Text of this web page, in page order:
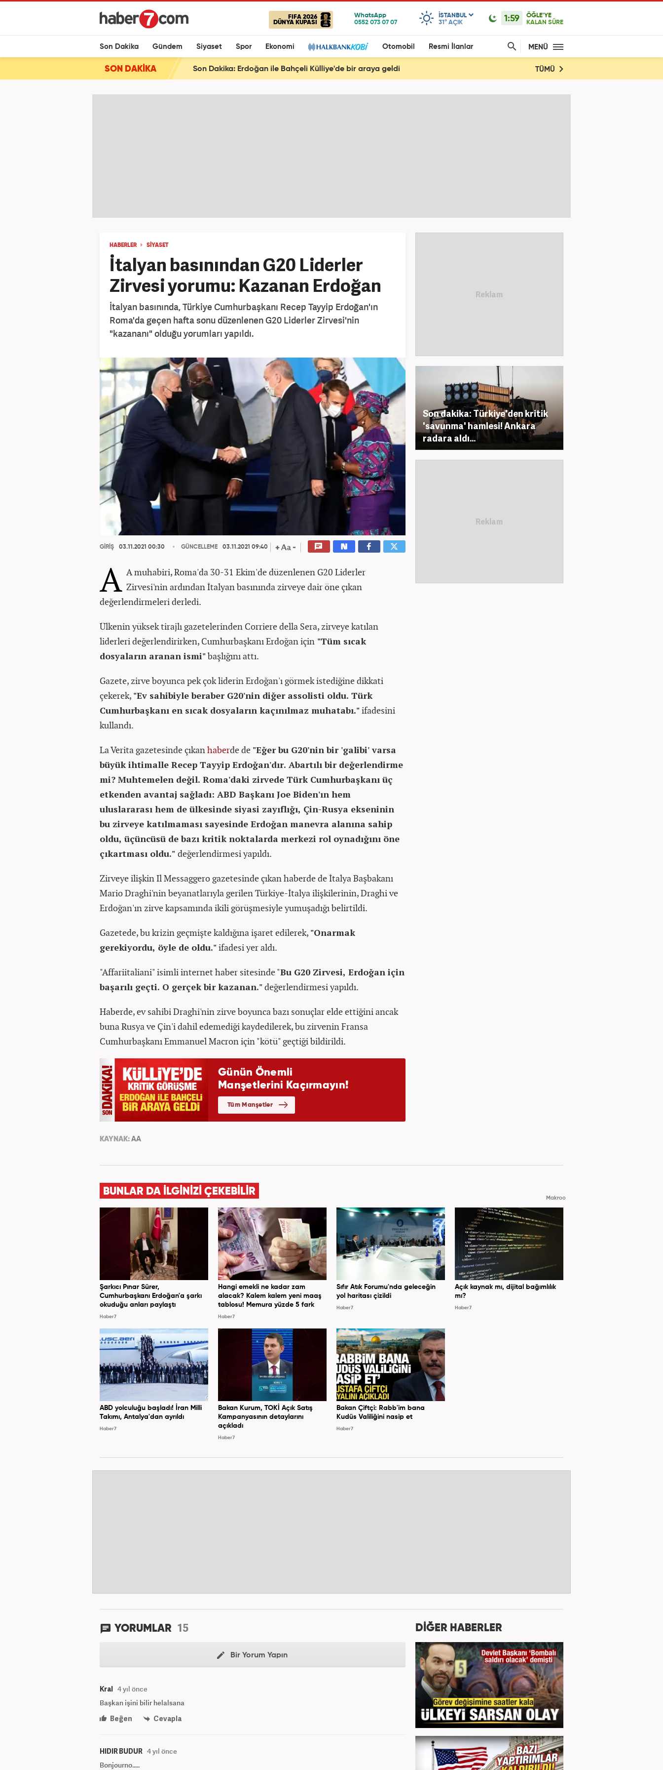
FIFA 2026
DÜNYA KUPASI
ISTANBUL
31° AÇIK 1:59
ÖĞLE'YE
KALAN SÜRE
Son Dakika Gündem Siyaset Spor Ekonomi Otomobil Resmi İlanlar MENÜ
SON DAKİKA Son Dakika: Erdoğan ile Bahçeli Külliye'de bir araya geldi TÜMÜ
HABERLER SİYASET
İtalyan basınından G20 Liderler
Zirvesi yorumu: Kazanan Erdoğan
İtalyan basınında, Türkiye Cumhurbaşkanı Recep Tayyip Erdoğan'ın
Roma'da geçen hafta sonu düzenlenen G20 Liderler Zirvesi'nin
"kazananı" olduğu yorumları yapıldı.
GİRİŞ 03.11.2021 00:30 GÜNCELLEME 03.11.2021 09:40
A A muhabiri, Roma'da 30-31 Ekim'de düzenlenen G20 Liderler
Zirvesi'nin ardından İtalyan basınında zirveye dair öne çıkan
değerlendirmeleri derledi.
Ülkenin yüksek tirajlı gazetelerinden Corriere della Sera, zirveye katılan
liderleri değerlendirirken, Cumhurbaşkanı Erdoğan için "Tüm sıcak
dosyaların aranan ismi"başlığını attı.
Gazete, zirve boyunca pek çok liderin Erdoğan'ı görmek istediğine dikkati
çekerek, "Ev sahibiyle beraber G20'nin diğer assolisti oldu. Türk
Cumhurbaşkanı en sıcak dosyaların kaçınılmaz muhatabı."ifadesini
kullandı.
La Verita gazetesinde çıkanhaberde de "Eğer bu G20'nin bir 'galibi' varsa
büyük ihtimalle Recep Tayyip Erdoğan'dır. Abartılı bir değerlendirme
mi? Muhtemelen değil. Roma'daki zirvede Türk Cumhurbaşkanı üç
etkenden avantaj sağladı: ABD Başkanı Joe Biden'ın hem
uluslararası hem de ülkesinde siyasi zayıflığı, Çin-Rusya ekseninin
bu zirveye katılmaması sayesinde Erdoğan manevra alanına sahip
oldu, üçüncüsü de bazı kritik noktalarda merkezi rol oynadığını öne
çıkartması oldu." değerlendirmesi yapıldı.
Zirveye ilişkin Il Messaggero gazetesinde çıkan haberde de İtalya Başbakanı
Mario Draghi'nin beyanatlarıyla gerilen Türkiye-İtalya ilişkilerinin, Draghi ve
Erdoğan'ın zirve kapsamında ikili görüşmesiyle yumuşadığı belirtildi.
Gazetede, bu krizin geçmişte kaldığına işaret edilerek, "Onarmak
gerekiyordu, öyle de oldu."ifadesi yer aldı.
"Affariitaliani" isimli internet haber sitesinde "Bu G20 Zirvesi, Erdoğan için
başarılı geçti. O gerçek bir kazanan."değerlendirmesi yapıldı.
Haberde, ev sahibi Draghi'nin zirve boyunca bazı sonuçlar elde ettiğini ancak
buna Rusya ve Çin'i dahil edemediği kaydedilerek, bu zirvenin Fransa
Cumhurbaşkanı Emmanuel Macron için "kötü" geçtiği bildirildi.
KAYNAK: AA
Son dakika: Türkiye'den kritik
'savunma' hamlesi! Ankara
radara aldı...
BUNLAR DA İLGİNİZİ ÇEKEBİLİR
Makroo
Şarkıcı Pınar Sürer,
Cumhurbaşkanı Erdoğan'a şarkı
okuduğu anları paylaştı
Haber7
Hangi emekli ne kadar zam
alacak? Kalem kalem yeni maaş
tablosu! Memura yüzde 5 fark
Haber7
Sıfır Atık Forumu'nda geleceğin
yol haritası çizildi
Haber7
Açık kaynak mı, dijital bağımlılık
mı?
Haber7
ABD yolculuğu başladı! İran Milli
Takımı, Antalya'dan ayrıldı
Haber7
Bakan Kurum, TOKİ Açık Satış
Kampanyasının detaylarını
açıkladı
Haber7
Bakan Çiftçi: Rabb'im bana
Kudüs Valiliğini nasip et
Haber7
YORUMLAR 15
Bir Yorum Yapın
Kral 4 yıl önce
Başkan işini bilir helalsana
Beğen
Cevapla
HIDIR BUDUR 4 yıl önce
Bonjourno.....
DİĞER HABERLER